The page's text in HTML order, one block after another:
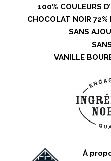
100% COULEURS
CHOCOLAT NOIR 72%
SANS
VANILLE
À